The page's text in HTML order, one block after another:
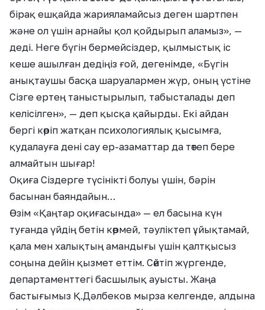
бірақ ешқайда жарияламайсыз деген шартпен
және ол үшін арнайы қол қойдырып аламыз», —
деді. Неге бүгін бермейсіздер, қылмыстық іс
кеше ашылған дедіңіз ғой, дегенімде, «Бүгін
анықтаушы басқа шаруалармен жүр, оның үстіне
Сізге ертең таныстырылып, табысталады деп
келісілген», — деп қысқа қайырды. Екі айдан
бергі көріп жатқан психологиялық қысымға,
қудалауға дені сау ер-азаматтар да төтеп бере
алмайтын шығар!
Оқиға Сіздерге түсінікті болуы үшін, бәрін
басынан баяндайын…
Өзім «Қаңтар оқиғасында» — ел басына күн
туғанда үйдің бетін көрмей, тәуліктеп ұйықтамай,
қала мен халықтың амандығы үшін қалтқысыз
соңына дейін қызмет еттім. Сөйтіп жүргенде,
департаменттегі басшылық ауысты. Жаңа
бастығымыз Қ.Дәлбеков мырза келгенде, алдына